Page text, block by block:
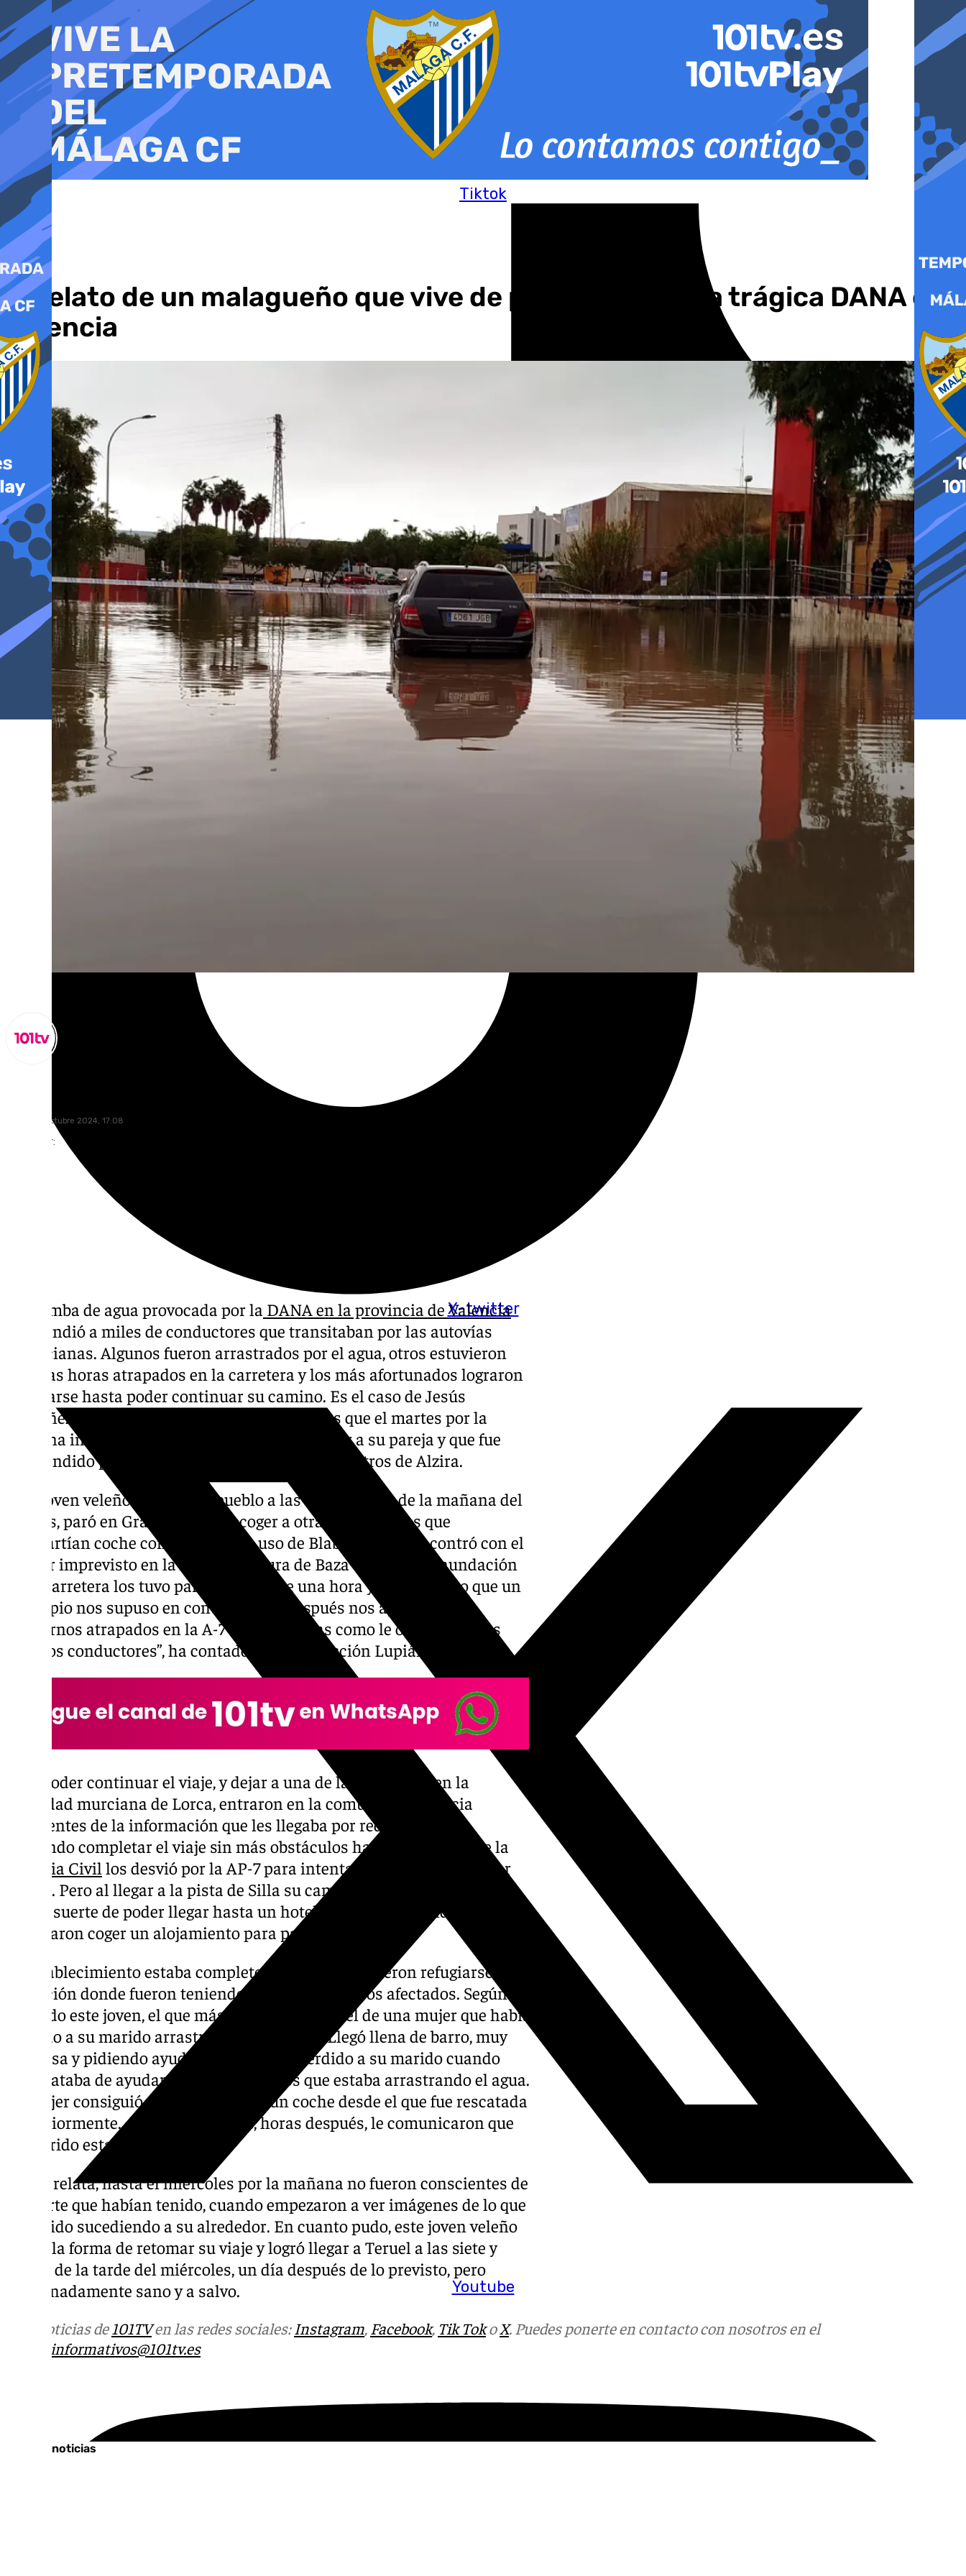
al
contenido
Tiktok
X-twitter
Youtube
El relato de un malagueño que vive de primera mano la trágica DANA en
Valencia
jueves, 31 octubre 2024, 17:08
Compartir:
La tromba de agua provocada por la DANA en la provincia de Valencia
sorprendió a miles de conductores que transitaban por las autovías
valencianas. Algunos fueron arrastrados por el agua, otros estuvieron
muchas horas atrapados en la carretera y los más afortunados lograron
refugiarse hasta poder continuar su camino. Es el caso de Jesús
Lupiáñez, un joven de Vélez-Málaga de 25 años que el martes por la
mañana inició un viaje hasta Teruel para visitar a su pareja y que fue
sorprendido por las inundaciones a pocos kilómetros de Alzira.
Este joven veleño salió de su pueblo a las diez y media de la mañana del
martes, paró en Granada para recoger a otras tres jóvenes que
compartían coche con él haciendo uso de Blablacar y se encontró con el
primer imprevisto en la A-92 a la altura de Baza donde una inundación
de la carretera los tuvo parados durante una hora y media. “Esto que un
principio nos supuso en contratiempo después nos ayudó a no
quedarnos atrapados en la A-7 durante horas como le ocurrió a otros
muchos conductores”, ha contado a esta redacción Lupiáñez.
Tras poder continuar el viaje, y dejar a una de las pasajeras en la
localidad murciana de Lorca, entraron en la comunidad valencia
pendientes de la información que les llegaba por redes sociales
pudiendo completar el viaje sin más obstáculos hasta Alzira, donde la
Guardia Civil los desvió por la AP-7 para intentar llegar a Valencia por
Xátiva. Pero al llegar a la pista de Silla su camino se vio interrumpido
con la suerte de poder llegar hasta un hotel en Alcàsser, donde
intentaron coger un alojamiento para pasar la noche.
El establecimiento estaba completo, pero les permitieron refugiarse en la
recepción donde fueron teniendo contacto con otros afectados. Según ha
relatado este joven, el que más le conmovió fue el de una mujer que había
perdido a su marido arrastrado por el agua. “Llegó llena de barro, muy
nerviosa y pidiendo ayuda porque había perdido a su marido cuando
este trataba de ayudar a unos niños a los que estaba arrastrando el agua.
La mujer consiguió subir al techo de un coche desde el que fue rescatada
posteriormente. Afortunadamente, horas después, le comunicaron que
su marido estaba bien”.“
Según relata, hasta el miércoles por la mañana no fueron conscientes de
la suerte que habían tenido, cuando empezaron a ver imágenes de lo que
había ido sucediendo a su alrededor. En cuanto pudo, este joven veleño
buscó la forma de retomar su viaje y logró llegar a Teruel a las siete y
media de la tarde del miércoles, un día después de lo previsto, pero
afortunadamente sano y a salvo.
Más noticias de 101TVen las redes sociales: Instagram, Facebook, Tik TokoX. Puedes ponerte en contacto con nosotros en el
informativos@101tv.es
Últimas noticias